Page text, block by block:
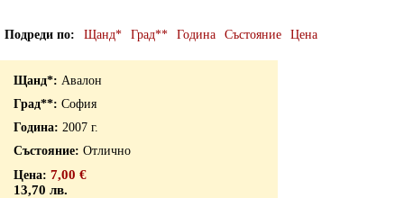
Подреди по Щанд* Град** Година Състояние Цена
Авалон
София
2007 г.
Отлично
7,00 €
13,70 лв.